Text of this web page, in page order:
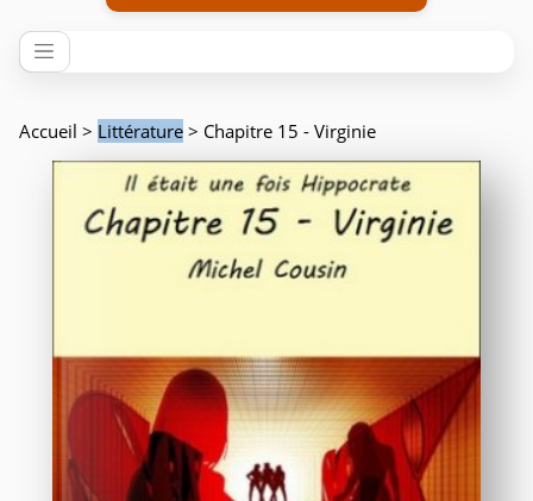
Accueil > Littérature > Chapitre 15 - Virginie